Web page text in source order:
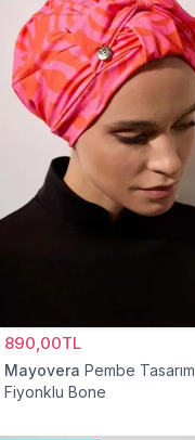
890,00TL
Mayovera Pembe Tasarım
Fiyonklu Bone